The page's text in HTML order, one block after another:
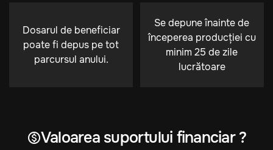
Dosarul de beneficiar
poate fi depus pe tot
parcursul anului.
Se depune înainte de
începerea producției cu
minim 25 de zile
lucrătoare
Valoarea suportului financiar ?